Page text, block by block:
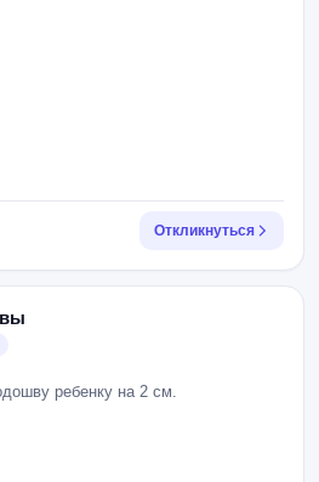
Откликнуться
ребенку на 2 см.